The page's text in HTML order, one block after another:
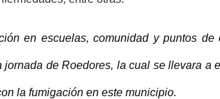
en escuelas, comunidad y puntos de
de Roedores, la cual se llevara a
la fumigación en este municipio.